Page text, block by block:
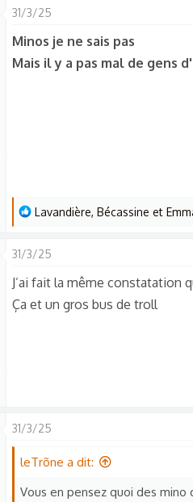
31/3/25
Minos je ne sais pas
Mais il y a pas mal de gens
L
s
é
a
:
Lavandière, Bécassine et
31/3/25
J’ai fait la même constatation
Ça et un gros bus de troll
31/3/25
leTrõne a dit:
Vous en pensez quoi des mino